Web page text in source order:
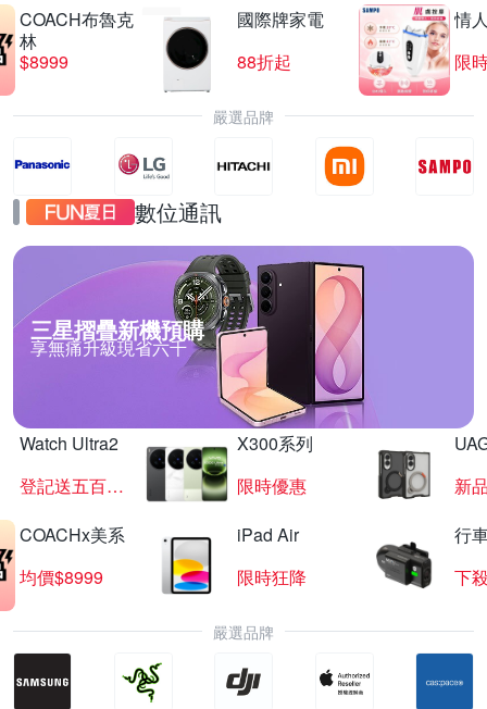
COACH布魯克
林
$8999
國際牌家電
88折起
情
限
嚴選品牌
數位通訊
三星摺疊新機預購
享無痛升級現省六千
Watch Ultra2
登記送五百超贈點
X300系列
限時優惠
新
COACHx美系
均價$8999
iPad Air
限時狂降
行
下
嚴選品牌